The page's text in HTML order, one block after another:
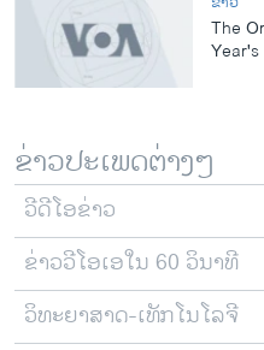
ລາຍການກະຈາຍສຽງ
ລາຍງານ
ຕິດຕາມພວກເຮົາ ທີ່
ພາສາຕ່າງໆ
The
Year's
ຂ່າວປະເພດຕ່າງໆ
ວີດີໂອຂ່າວ
ຂ່າວວີໂອເອໃນ 60 ວິນາທີ
ວິທະຍາສາດ-ເທັກໂນໂລຈີ